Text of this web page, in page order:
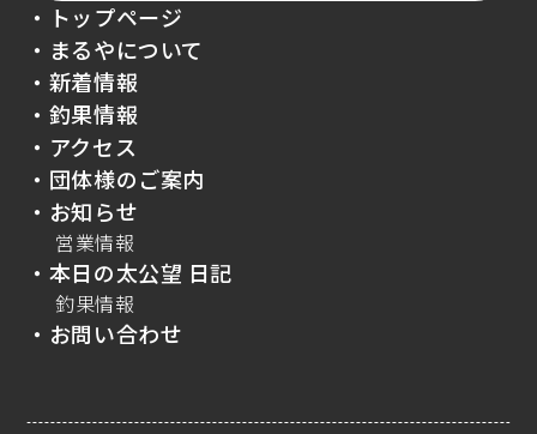
・トップページ
・まるやについて
・新着情報
・釣果情報
・アクセス
・団体様のご案内
・お知らせ
営業情報
・本日の太公望 日記
釣果情報
・お問い合わせ